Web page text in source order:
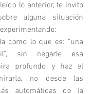
lo anterior, te invito
alguna situación
como lo que es: “una
sin negarle esa
profundo y haz el
no desde las
automáticas de la